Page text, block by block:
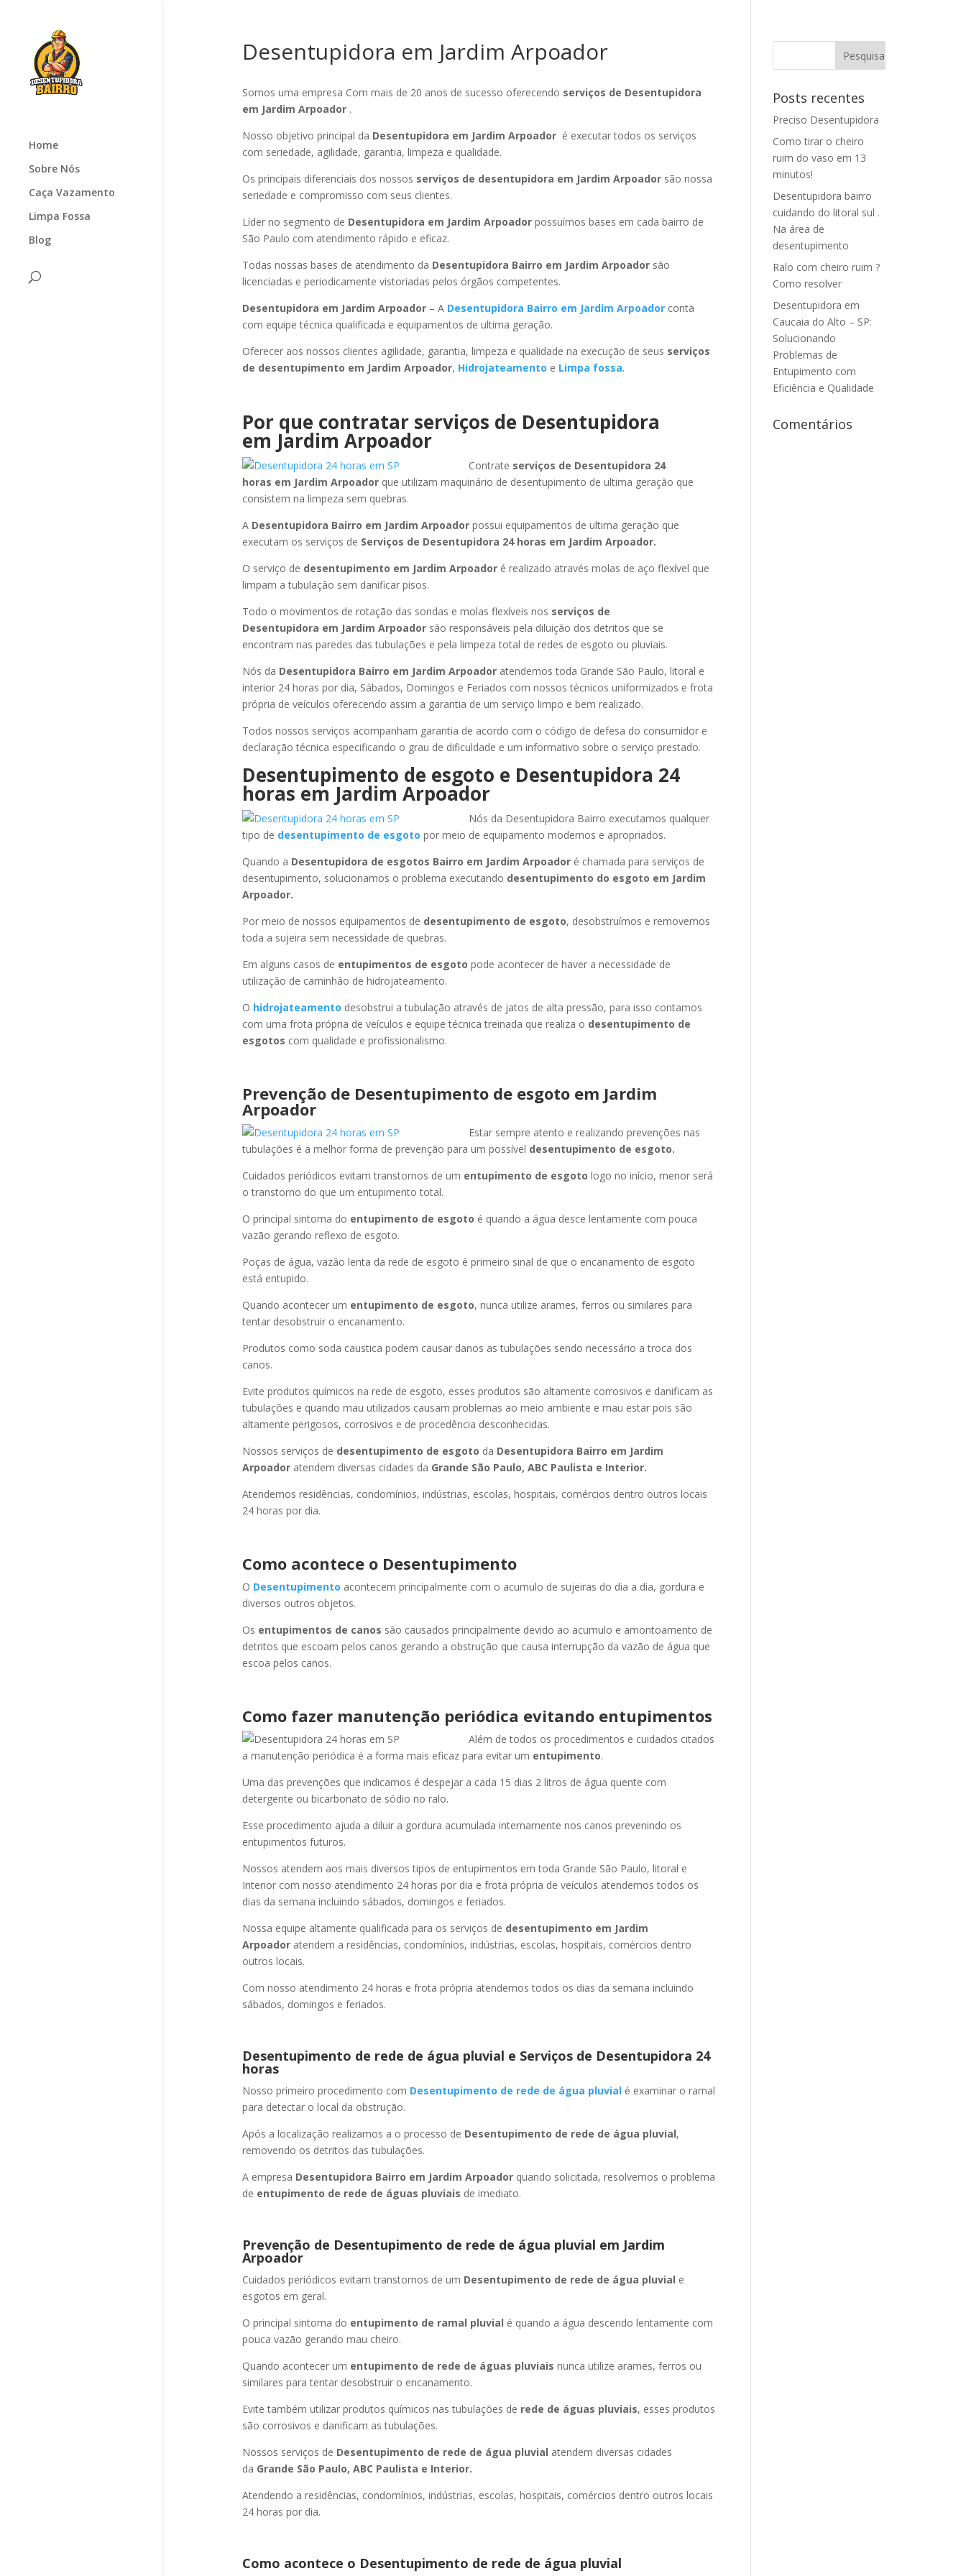
Home
Sobre Nós
Caça Vazamento
Limpa Fossa
Blog
Desentupidora em Jardim Arpoador
Somos uma empresa Com mais de 20 anos de sucesso oferecendo serviços de Desentupidora
em Jardim Arpoador .
Nosso objetivo principal da Desentupidora em Jardim Arpoador é executar todos os serviços
com seriedade, agilidade, garantia, limpeza e qualidade.
Os principais diferenciais dos nossos serviços de desentupidora em Jardim Arpoadorsão nossa
seriedade e compromisso com seus clientes.
Líder no segmento de Desentupidora em Jardim Arpoadorpossuímos bases em cada bairro de
São Paulo com atendimento rápido e eficaz.
Todas nossas bases de atendimento da Desentupidora Bairro em Jardim Arpoador são
licenciadas e periodicamente vistoriadas pelos órgãos competentes.
Desentupidora em Jardim Arpoador – A Desentupidora Bairro em Jardim Arpoador conta
com equipe técnica qualificada e equipamentos de ultima geração.
Oferecer aos nossos clientes agilidade, garantia, limpeza e qualidade na execução de seus serviços
de desentupimento em Jardim Arpoador, Hidrojateamento e Limpa fossa.
Por que contratar serviços de Desentupidora
em Jardim Arpoador
Contrate serviços de Desentupidora 24
horas em Jardim Arpoador que utilizam maquinário de desentupimento de ultima geração que
consistem na limpeza sem quebras.
A Desentupidora Bairro em Jardim Arpoador possui equipamentos de ultima geração que
executam os serviços de Serviços de Desentupidora 24 horas em Jardim Arpoador.
O serviço de desentupimento em Jardim Arpoador é realizado através molas de aço flexível que
limpam a tubulação sem danificar pisos.
Todo o movimentos de rotação das sondas e molas flexíveis nos serviços de
Desentupidora em Jardim Arpoador são responsáveis pela diluição dos detritos que se
encontram nas paredes das tubulações e pela limpeza total de redes de esgoto ou pluviais.
Nós da Desentupidora Bairro em Jardim Arpoador atendemos toda Grande São Paulo, litoral e
interior 24 horas por dia, Sábados, Domingos e Feriados com nossos técnicos uniformizados e frota
própria de veículos oferecendo assim a garantia de um serviço limpo e bem realizado.
Todos nossos serviços acompanham garantia de acordo com o código de defesa do consumidor e
declaração técnica especificando o grau de dificuldade e um informativo sobre o serviço prestado.
Desentupimento de esgoto e Desentupidora 24
horas em Jardim Arpoador
Nós da Desentupidora Bairro executamos qualquer
tipo de desentupimento de esgoto por meio de equipamento modernos e apropriados.
Quando a Desentupidora de esgotos Bairro em Jardim Arpoador é chamada para serviços de
desentupimento, solucionamos o problema executando desentupimento do esgoto em Jardim
Arpoador.
Por meio de nossos equipamentos de desentupimento de esgoto, desobstruímos e removemos
toda a sujeira sem necessidade de quebras.
Em alguns casos de entupimentos de esgoto pode acontecer de haver a necessidade de
utilização de caminhão de hidrojateamento.
O hidrojateamento desobstrui a tubulação através de jatos de alta pressão, para isso contamos
com uma frota própria de veículos e equipe técnica treinada que realiza o desentupimento de
esgotos com qualidade e profissionalismo.
Prevenção de Desentupimento de esgoto em Jardim
Arpoador
Estar sempre atento e realizando prevenções nas
tubulações é a melhor forma de prevenção para um possível desentupimento de esgoto.
Cuidados periódicos evitam transtornos de um entupimento de esgoto logo no início, menor será
o transtorno do que um entupimento total.
O principal sintoma do entupimento de esgoto é quando a água desce lentamente com pouca
vazão gerando reflexo de esgoto.
Poças de água, vazão lenta da rede de esgoto é primeiro sinal de que o encanamento de esgoto
está entupido.
Quando acontecer um entupimento de esgoto, nunca utilize arames, ferros ou similares para
tentar desobstruir o encanamento.
Produtos como soda caustica podem causar danos as tubulações sendo necessário a troca dos
canos.
Evite produtos químicos na rede de esgoto, esses produtos são altamente corrosivos e danificam as
tubulações e quando mau utilizados causam problemas ao meio ambiente e mau estar pois são
altamente perigosos, corrosivos e de procedência desconhecidas.
Nossos serviços de desentupimento de esgoto da Desentupidora Bairro em Jardim
Arpoador atendem diversas cidades da Grande São Paulo, ABC Paulista e Interior.
Atendemos residências, condomínios, indústrias, escolas, hospitais, comércios dentro outros locais
24 horas por dia.
Como acontece o Desentupimento
O Desentupimento acontecem principalmente com o acumulo de sujeiras do dia a dia, gordura e
diversos outros objetos.
Os entupimentos de canos são causados principalmente devido ao acumulo e amontoamento de
detritos que escoam pelos canos gerando a obstrução que causa interrupção da vazão de água que
escoa pelos canos.
Como fazer manutenção periódica evitando entupimentos
Além de todos os procedimentos e cuidados citados
a manutenção periódica é a forma mais eficaz para evitar um entupimento.
Uma das prevenções que indicamos é despejar a cada 15 dias 2 litros de água quente com
detergente ou bicarbonato de sódio no ralo.
Esse procedimento ajuda a diluir a gordura acumulada internamente nos canos prevenindo os
entupimentos futuros.
Nossos atendem aos mais diversos tipos de entupimentos em toda Grande São Paulo, litoral e
Interior com nosso atendimento 24 horas por dia e frota própria de veículos atendemos todos os
dias da semana incluindo sábados, domingos e feriados.
Nossa equipe altamente qualificada para os serviços de desentupimento em Jardim
Arpoador atendem a residências, condomínios, indústrias, escolas, hospitais, comércios dentro
outros locais.
Com nosso atendimento 24 horas e frota própria atendemos todos os dias da semana incluindo
sábados, domingos e feriados.
Desentupimento de rede de água pluvial e Serviços de Desentupidora 24
horas
Nosso primeiro procedimento com Desentupimento de rede de água pluvialé examinar o ramal
para detectar o local da obstrução.
Após a localização realizamos a o processo de Desentupimento de rede de água pluvial,
removendo os detritos das tubulações.
A empresa Desentupidora Bairro em Jardim Arpoador quando solicitada, resolvemos o problema
de entupimento de rede de águas pluviais de imediato.
Prevenção de Desentupimento de rede de água pluvial em Jardim
Arpoador
Cuidados periódicos evitam transtornos de um Desentupimento de rede de água pluvial e
esgotos em geral.
O principal sintoma do entupimento de ramal pluvial é quando a água descendo lentamente com
pouca vazão gerando mau cheiro.
Quando acontecer um entupimento de rede de águas pluviais nunca utilize arames, ferros ou
similares para tentar desobstruir o encanamento.
Evite também utilizar produtos químicos nas tubulações de rede de águas pluviais, esses produtos
são corrosivos e danificam as tubulações.
Nossos serviços de Desentupimento de rede de água pluvial atendem diversas cidades
da Grande São Paulo, ABC Paulista e Interior.
Atendendo a residências, condomínios, indústrias, escolas, hospitais, comércios dentro outros locais
24 horas por dia.
Como acontece o Desentupimento de rede de água pluvial
Posts recentes
Preciso Desentupidora
Como tirar o cheiro
ruim do vaso em 13
minutos!
Desentupidora bairro
cuidando do litoral sul .
Na área de
desentupimento
Ralo com cheiro ruim ?
Como resolver
Desentupidora em
Caucaia do Alto – SP:
Solucionando
Problemas de
Entupimento com
Eficiência e Qualidade
Comentários